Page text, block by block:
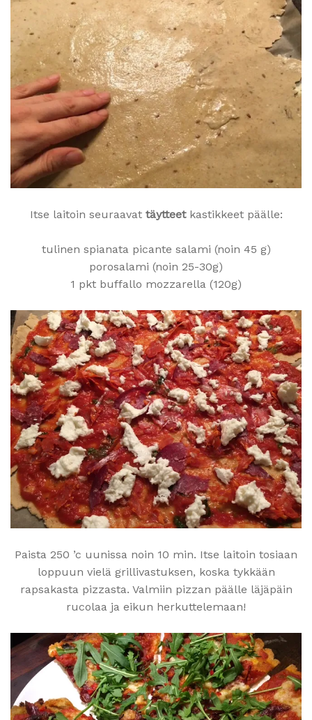
Itse laitoin seuraavat täytteetkastikkeet päälle:
tulinen spianata picante salami (noin 45 g)
porosalami (noin 25-30g)
1 pkt buffallo mozzarella (120g)
Paista 250 ’c uunissa noin 10 min. Itse laitoin tosiaan
loppuun vielä grillivastuksen, koska tykkään
rapsakasta pizzasta. Valmiin pizzan päälle läjäpäin
rucolaa ja eikun herkuttelemaan!